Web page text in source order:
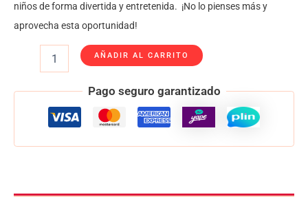
niños de forma divertida y entretenida. ¡No lo pienses más y
aprovecha esta oportunidad!
AÑADIR AL CARRITO
Pago seguro garantizado